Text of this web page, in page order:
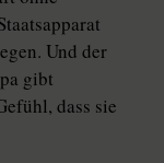
Und der
gibt
dass sie